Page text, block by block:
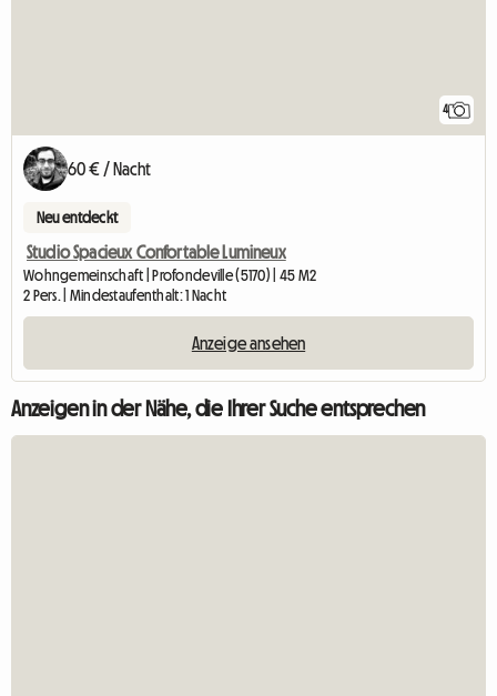
4
60 € / Nacht
Neu entdeckt
Studio Spacieux Confortable Lumineux
Wohngemeinschaft | Profondeville (5170) | 45 M2
2 Pers. | Mindestaufenthalt: 1 Nacht
Anzeige ansehen
Anzeigen in der Nähe, die Ihrer Suche entsprechen